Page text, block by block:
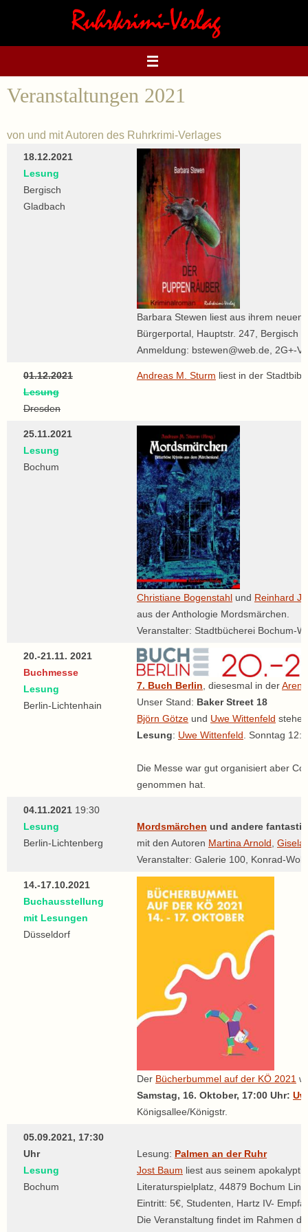
Veranstaltungen 2021
von und mit Autoren des Ruhrkrimi-Verlages
18.12.2021
Lesung
Bergisch
Gladbach
Barbara Stewen liest aus ihrem neuen
Bürgerportal, Hauptstr. 247, Bergisch
Anmeldung: bstewen@web.de, 2G+-
01.12.2021
Lesung
Dresden
Andreas M. Sturm liest in der
25.11.2021
Lesung
Bochum
Christiane Bogenstahl und Reinhard
aus der Anthologie Mordsmärchen.
Veranstalter: Stadtbücherei Bochum-
20.-21.11. 2021
Buchmesse
Lesung
Berlin-Lichtenhain
7. Buch Berlin , diesesmal in derArena
Unser Stand: Baker Street 18
Björn Götze und Uwe Wittenfeld
Lesung: Uwe Wittenfeld . Sonntag
Die Messe war gut organisiert aber
genommen hat.
04.11.2021 19:30
Lesung
Berlin-Lichtenberg
Mordsmärchen und andere
mit den Autoren Martina Arnold Gisela
Veranstalter: Galerie 100, Konrad-
14.-17.10.2021
Buchausstellung
mit Lesungen
Düsseldorf
Der Bücherbummel auf der KÖ 2021
Samstag, 16. Oktober, 17:00 Uhr:
Königsallee/Königstr.
05.09.2021, 17:30
Uhr
Lesung
Bochum
Lesung: Palmen an der Ruhr
Jost Baum liest aus seinem
Literaturspielplatz, 44879 Bochum
Eintritt: 5€, Studenten, Hartz IV-
Die Veranstaltung findet im Rahmen